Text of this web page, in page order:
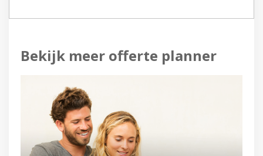
Bekijk meer offerte planner